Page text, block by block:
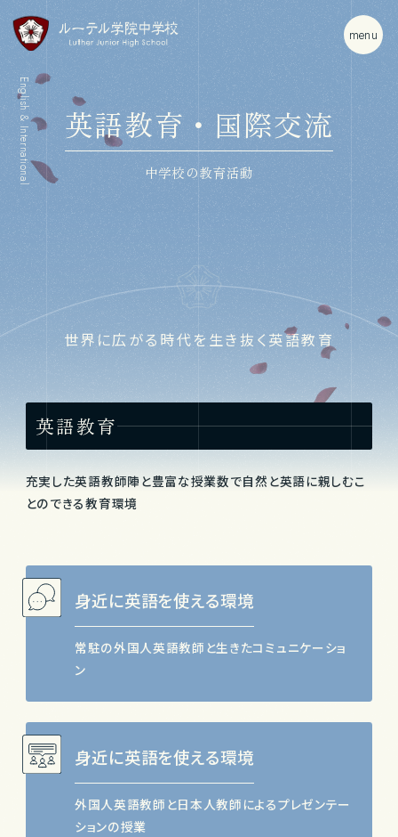
menu
English & International 英語教育・国際交流
中学校の教育活動
世界に広がる時代を生き抜く英語教育
英語教育
充実した英語教師陣と豊富な授業数で自然と英語に親しむこ
とのできる教育環境
身近に英語を使える環境
常駐の外国人英語教師と生きたコミュニケーショ
ン
身近に英語を使える環境
外国人英語教師と日本人教師によるプレゼンテー
ションの授業